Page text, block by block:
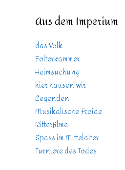
Aus dem Imperium
das Volk
Folterkammer
Heimsuchung
hier hausen wir
Legenden
Musikalische Froide
Ritterfilme
Spass im Mittelalter
Turniere des Todes